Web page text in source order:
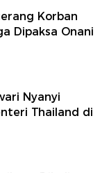
Korban
Dipaksa Onani
Nyanyi
Thailand di